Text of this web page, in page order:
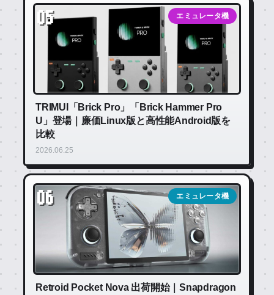
05 エミュレータ機
TRIMUI「Brick Pro」「Brick Hammer Pro
U」登場｜廉価Linux版と高性能Android版を
比較
2026.06.25
06 エミュレータ機
Retroid Pocket Nova 出荷開始｜Snapdragon